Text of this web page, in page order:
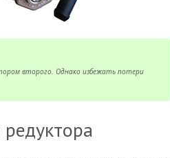
второго. Однако избежать потери